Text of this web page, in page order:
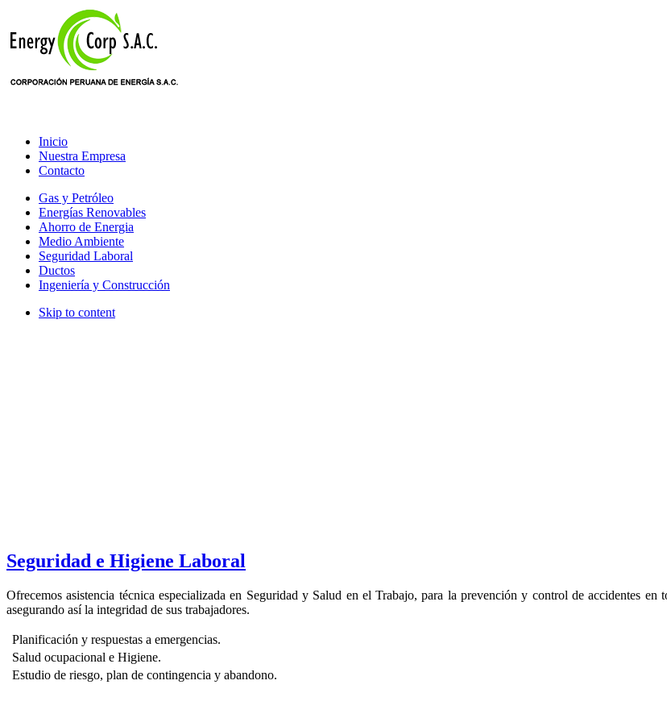
Inicio
Nuestra Empresa
Contacto
Gas y Petróleo
Energías Renovables
Ahorro de Energia
Medio Ambiente
Seguridad Laboral
Ductos
Ingeniería y Construcción
Skip to content
Seguridad e Higiene Laboral
Ofrecemos asistencia técnica especializada en Seguridad y Salud en el Trabajo, para la prevención y control de accidentes en
asegurando así la integridad de sus trabajadores.
Planificación y respuestas a emergencias.
Salud ocupacional e Higiene.
Estudio de riesgo, plan de contingencia y abandono.